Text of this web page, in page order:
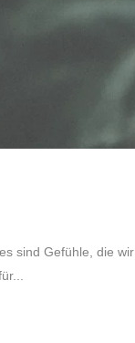
sind Gefühle, die wir